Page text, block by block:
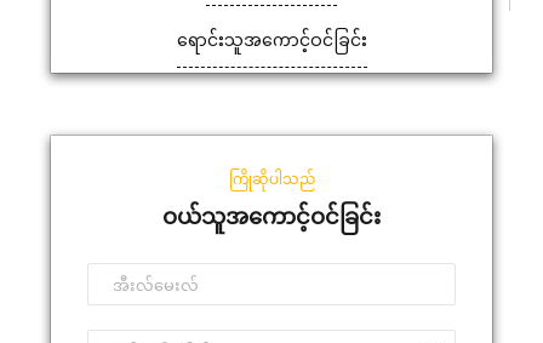
ရောင်းသူအကောင့်ဝင်ခြင်း
ကြိုဆိုပါသည်
ဝယ်သူအကောင့်ဝင်ခြင်း